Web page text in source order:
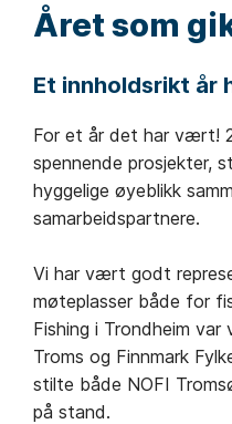
Året som
Et innholdsrikt år
For et år det har vært!
spennende prosjekter,
hyggelige øyeblikk
samarbeidspartnere.
Vi har vært godt
møteplasser både for
Fishing i Trondheim var
Troms og Finnmark
stilte både NOFI
på stand.